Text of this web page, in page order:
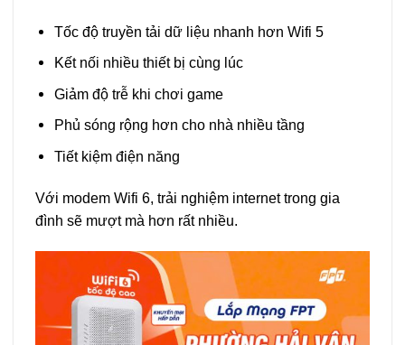
Tốc độ truyền tải dữ liệu nhanh hơn Wifi 5
Kết nối nhiều thiết bị cùng lúc
Giảm độ trễ khi chơi game
Phủ sóng rộng hơn cho nhà nhiều tầng
Tiết kiệm điện năng
Với modem Wifi 6, trải nghiệm internet trong gia
đình sẽ mượt mà hơn rất nhiều.